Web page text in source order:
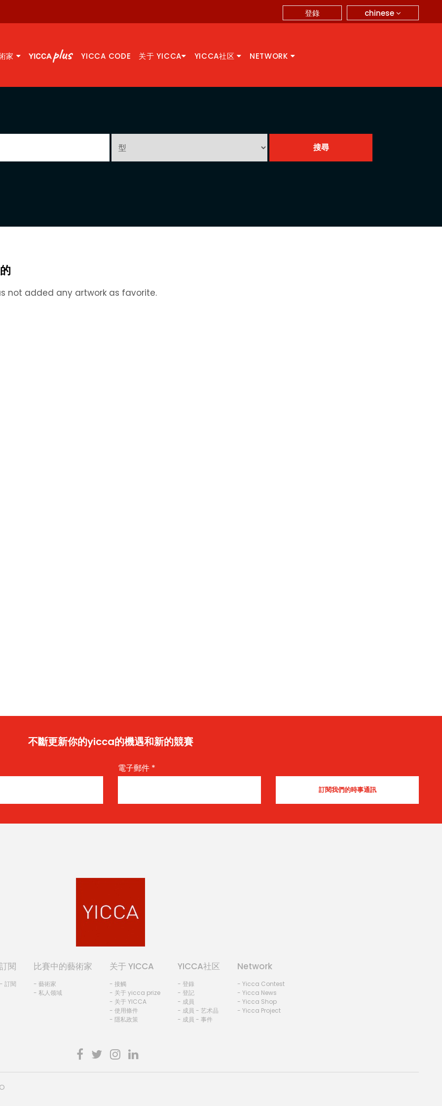
chinese
登錄
家 YICCA CODE 关于 YICCA YICCA社区 NETWORK
not added any artwork as favorite.
不斷更新你的yicca的機遇和新的競賽
電子郵件 *
訂閱
- 訂閱
比賽中的藝術家
- 藝術家
- 私人领域
关于 YICCA
- 接觸
- 关于 yicca prize
- 关于 YICCA
- 使用條件
- 隱私政策
YICCA社区
- 登錄
- 登記
- 成員
- 成員 - 艺术品
- 成員 - 事件
Network
- Yicca Contest
- Yicca News
- Yicca Shop
- Yicca Project